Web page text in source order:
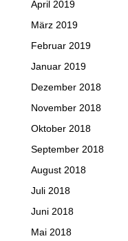
April 2019
März 2019
Februar 2019
Januar 2019
Dezember 2018
November 2018
Oktober 2018
September 2018
August 2018
Juli 2018
Juni 2018
Mai 2018